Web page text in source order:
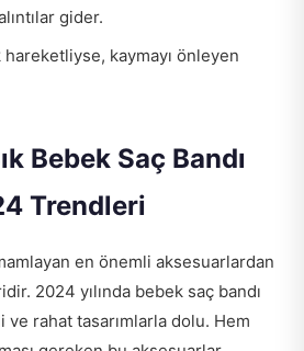
gider.
kaymayı önleyen
Bebek Saç Bandı
Trendleri
en önemli aksesuarlardan
2024 yılında bebek saç bandı
rahat tasarımlarla dolu. Hem